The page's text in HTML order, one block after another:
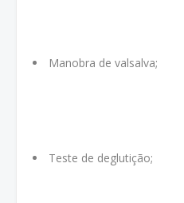
Manobra de valsalva;
Teste de deglutição;